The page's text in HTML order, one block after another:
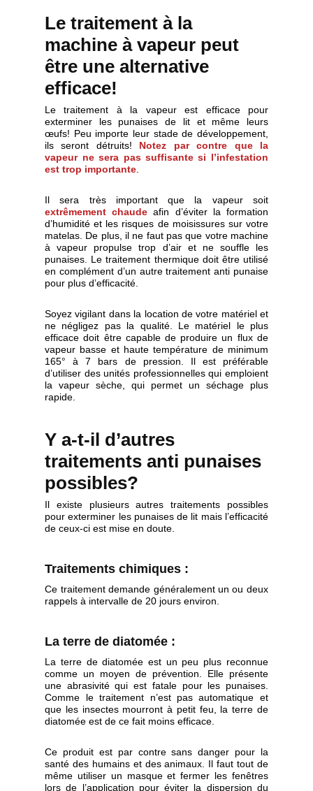
Le traitement à la
machine à vapeur peut
être une alternative
efficace!
Le traitement à la vapeur est efficace pour
exterminer les punaises de lit et même leurs
œufs! Peu importe leur stade de développement,
ils seront détruits! Notez par contre que la
vapeur ne sera pas suffisante si l’infestation
est trop importante
Il sera très important que la vapeur soit
extrêmement chaude afin d’éviter la formation
d’humidité et les risques de moisissures sur votre
matelas. De plus, il ne faut pas que votre machine
à vapeur propulse trop d’air et ne souffle les
punaises. Le traitement thermique doit être utilisé
en complément d’un autre traitement anti punaise
pour plus d’efficacité.
Soyez vigilant dans la location de votre matériel et
ne négligez pas la qualité. Le matériel le plus
efficace doit être capable de produire un flux de
vapeur basse et haute température de minimum
165° à 7 bars de pression. Il est préférable
d’utiliser des unités professionnelles qui emploient
la vapeur sèche, qui permet un séchage plus
rapide.
Y a-t-il d’autres
traitements anti punaises
possibles?
Il existe plusieurs autres traitements possibles
pour exterminer les punaises de lit mais l’efficacité
de ceux-ci est mise en doute.
Traitements chimiques :
Ce traitement demande généralement un ou deux
rappels à intervalle de 20 jours environ.
La terre de diatomée :
La terre de diatomée est un peu plus reconnue
comme un moyen de prévention. Elle présente
une abrasivité qui est fatale pour les punaises.
Comme le traitement n’est pas automatique et
que les insectes mourront à petit feu, la terre de
diatomée est de ce fait moins efficace.
Ce produit est par contre sans danger pour la
santé des humains et des animaux. Il faut tout de
même utiliser un masque et fermer les fenêtres
lors de l’application pour éviter la dispersion du